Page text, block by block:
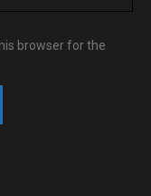
browser for the